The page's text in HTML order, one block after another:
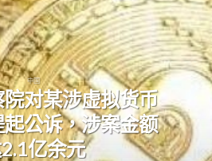
中国
对某涉虚拟货币
公诉，涉案金额
亿余元